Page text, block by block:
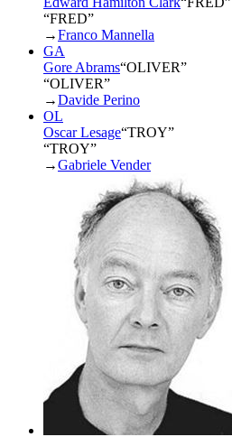
“FRED”
→Franco Mannella
GA
Gore Abrams“OLIVER”
“OLIVER”
→Davide Perino
OL
Oscar Lesage“TROY”
“TROY”
→Gabriele Vender